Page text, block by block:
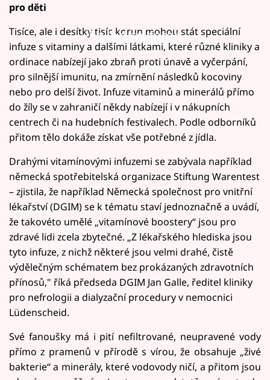
pro děti
Failed to fetch
Tisíce, ale i desítky tisíc korun mohou stát speciální
infuze s vitaminy a dalšími látkami, které různé kliniky a
ordinace nabízejí jako zbraň proti únavě a vyčerpání,
pro silnější imunitu, na zmírnění následků kocoviny
nebo pro delší život. Infuze vitaminů a minerálů přímo
do žíly se v zahraničí někdy nabízejí i v nákupních
centrech či na hudebních festivalech. Podle odborníků
přitom tělo dokáže získat vše potřebné z jídla.
Drahými vitamínovými infuzemi se zabývala například
německá spotřebitelská organizace Stiftung Warentest
– zjistila, že například Německá společnost pro vnitřní
lékařství (DGIM) se k tématu staví jednoznačně a uvádí,
že takovéto umělé „vitamínové boostery“ jsou pro
zdravé lidi zcela zbytečné. „Z lékařského hlediska jsou
tyto infuze, z nichž některé jsou velmi drahé, čistě
výdělečným schématem bez prokázaných zdravotních
přínosů," říká předseda DGIM Jan Galle, ředitel kliniky
pro nefrologii a dialyzační procedury v nemocnici
Lüdenscheid.
Své fanoušky má i pití nefiltrované, neupravené vody
přímo z pramenů v přírodě s vírou, že obsahuje „živé
bakterie“ a minerály, které vodovody ničí, a přitom jsou